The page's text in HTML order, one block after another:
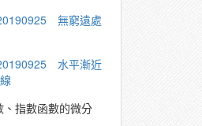
無窮遠處
水平漸近
指數函數的微分